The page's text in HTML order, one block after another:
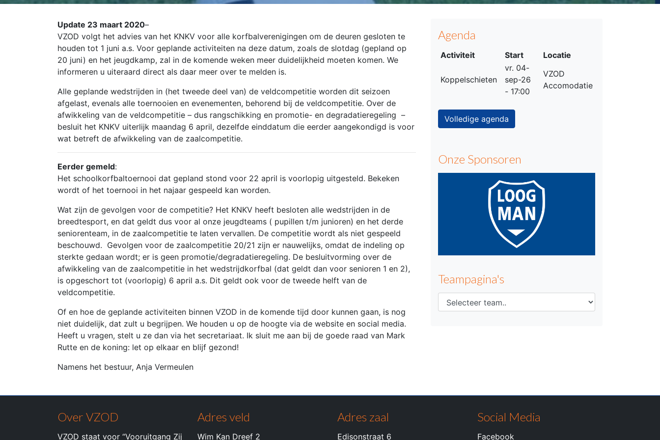
Update 23 maart 2020–
VZOD volgt het advies van het KNKV voor alle korfbalverenigingen om de deuren gesloten te
houden tot 1 juni a.s. Voor geplande activiteiten na deze datum, zoals de slotdag (gepland op
20 juni) en het jeugdkamp, zal in de komende weken meer duidelijkheid moeten komen. We
informeren u uiteraard direct als daar meer over te melden is.
Alle geplande wedstrijden in (het tweede deel van) de veldcompetitie worden dit seizoen
afgelast, evenals alle toernooien en evenementen, behorend bij de veldcompetitie. Over de
afwikkeling van de veldcompetitie – dus rangschikking en promotie- en degradatieregeling –
besluit het KNKV uiterlijk maandag 6 april, dezelfde einddatum die eerder aangekondigd is voor
wat betreft de afwikkeling van de zaalcompetitie.
Eerder gemeld:
Het schoolkorfbaltoernooi dat gepland stond voor 22 april is voorlopig uitgesteld. Bekeken
wordt of het toernooi in het najaar gespeeld kan worden.
Wat zijn de gevolgen voor de competitie? Het KNKV heeft besloten alle wedstrijden in de
breedtesport, en dat geldt dus voor al onze jeugdteams ( pupillen t/m junioren) en het derde
seniorenteam, in de zaalcompetitie te laten vervallen. De competitie wordt als niet gespeeld
beschouwd. Gevolgen voor de zaalcompetitie 20/21 zijn er nauwelijks, omdat de indeling op
sterkte gedaan wordt; er is geen promotie/degradatieregeling. De besluitvorming over de
afwikkeling van de zaalcompetitie in het wedstrijdkorfbal (dat geldt dan voor senioren 1 en 2),
is opgeschort tot (voorlopig) 6 april a.s. Dit geldt ook voor de tweede helft van de
veldcompetitie.
Of en hoe de geplande activiteiten binnen VZOD in de komende tijd door kunnen gaan, is nog
niet duidelijk, dat zult u begrijpen. We houden u op de hoogte via de website en social media.
Heeft u vragen, stelt u ze dan via het secretariaat. Ik sluit me aan bij de goede raad van Mark
Rutte en de koning: let op elkaar en blijf gezond!
Namens het bestuur, Anja Vermeulen
Agenda
Activiteit Start Locatie
Koppelschieten
vr. 04-
sep-26
- 17:00
VZOD
Accomodatie
Volledige agenda
Onze Sponsoren
Teampagina's
Over VZOD
VZOD staat voor “Vooruitgang Zij
Adres veld
Wim Kan Dreef 2
Adres zaal
Edisonstraat 6
Social Media
Facebook